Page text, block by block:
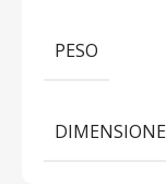
PESO